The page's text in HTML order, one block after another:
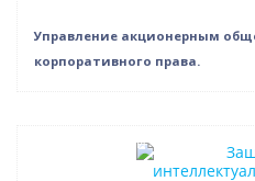
Управление акционерным
корпоративного права.
Нет в наличии